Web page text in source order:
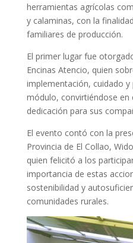
herramientas agrícolas
y calaminas, con la
familiares de producción.
El primer lugar fue
Encinas Atencio, quien
implementación, cuidado y
módulo, convirtiéndose en
dedicación para sus
El evento contó con la
Provincia de El Collao,
quien felicitó a los
importancia de estas
sostenibilidad y
comunidades rurales.